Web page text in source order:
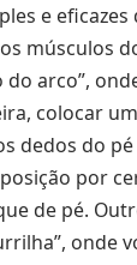
e
músculos
arco”,
colocar
dedos do
por
de pé.
onde